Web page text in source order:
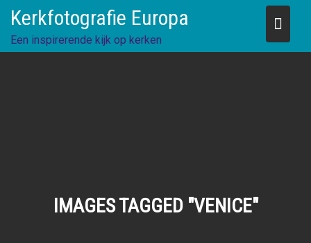
content
Kerkfotografie Europa
Een inspirerende kijk op kerken
IMAGES TAGGED "VENICE"